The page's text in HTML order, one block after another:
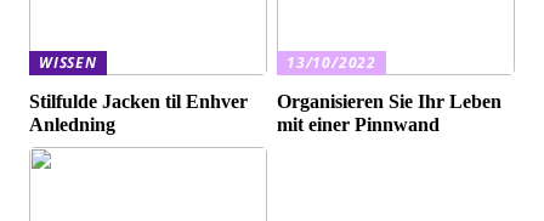
WISSEN
Stilfulde Jacken til Enhver
Anledning
13/10/2022
Organisieren Sie Ihr Leben
mit einer Pinnwand